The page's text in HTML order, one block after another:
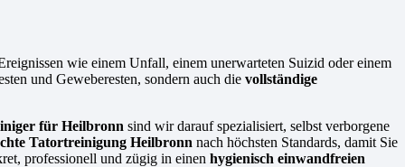
wie einem Unfall, einem unerwarteten Suizid oder einem
und Geweberesten, sondern auch die vollständige
für Heilbronn sind wir darauf spezialisiert, selbst verborgene
Tatortreinigung Heilbronn nach höchsten Standards, damit Sie
professionell und zügig in einen hygienisch einwandfreien